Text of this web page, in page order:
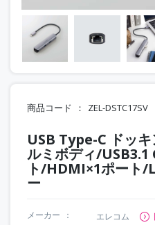
商品コード ZEL-DSTC17SV
USB Type-C ドッ
ルミボディ/USB3.1
ト/HDMI×1ポート/
ー
メーカー エレコム